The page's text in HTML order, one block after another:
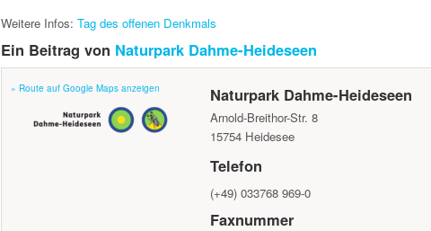
Weitere Infos: Tag des offenen Denkmals
Ein Beitrag von Naturpark Dahme-Heideseen
Naturpark Dahme-Heideseen
Arnold-Breithor-Str. 8
15754 Heidesee
Telefon
(+49) 033768 969-0
Faxnummer
» Route auf Google Maps anzeigen